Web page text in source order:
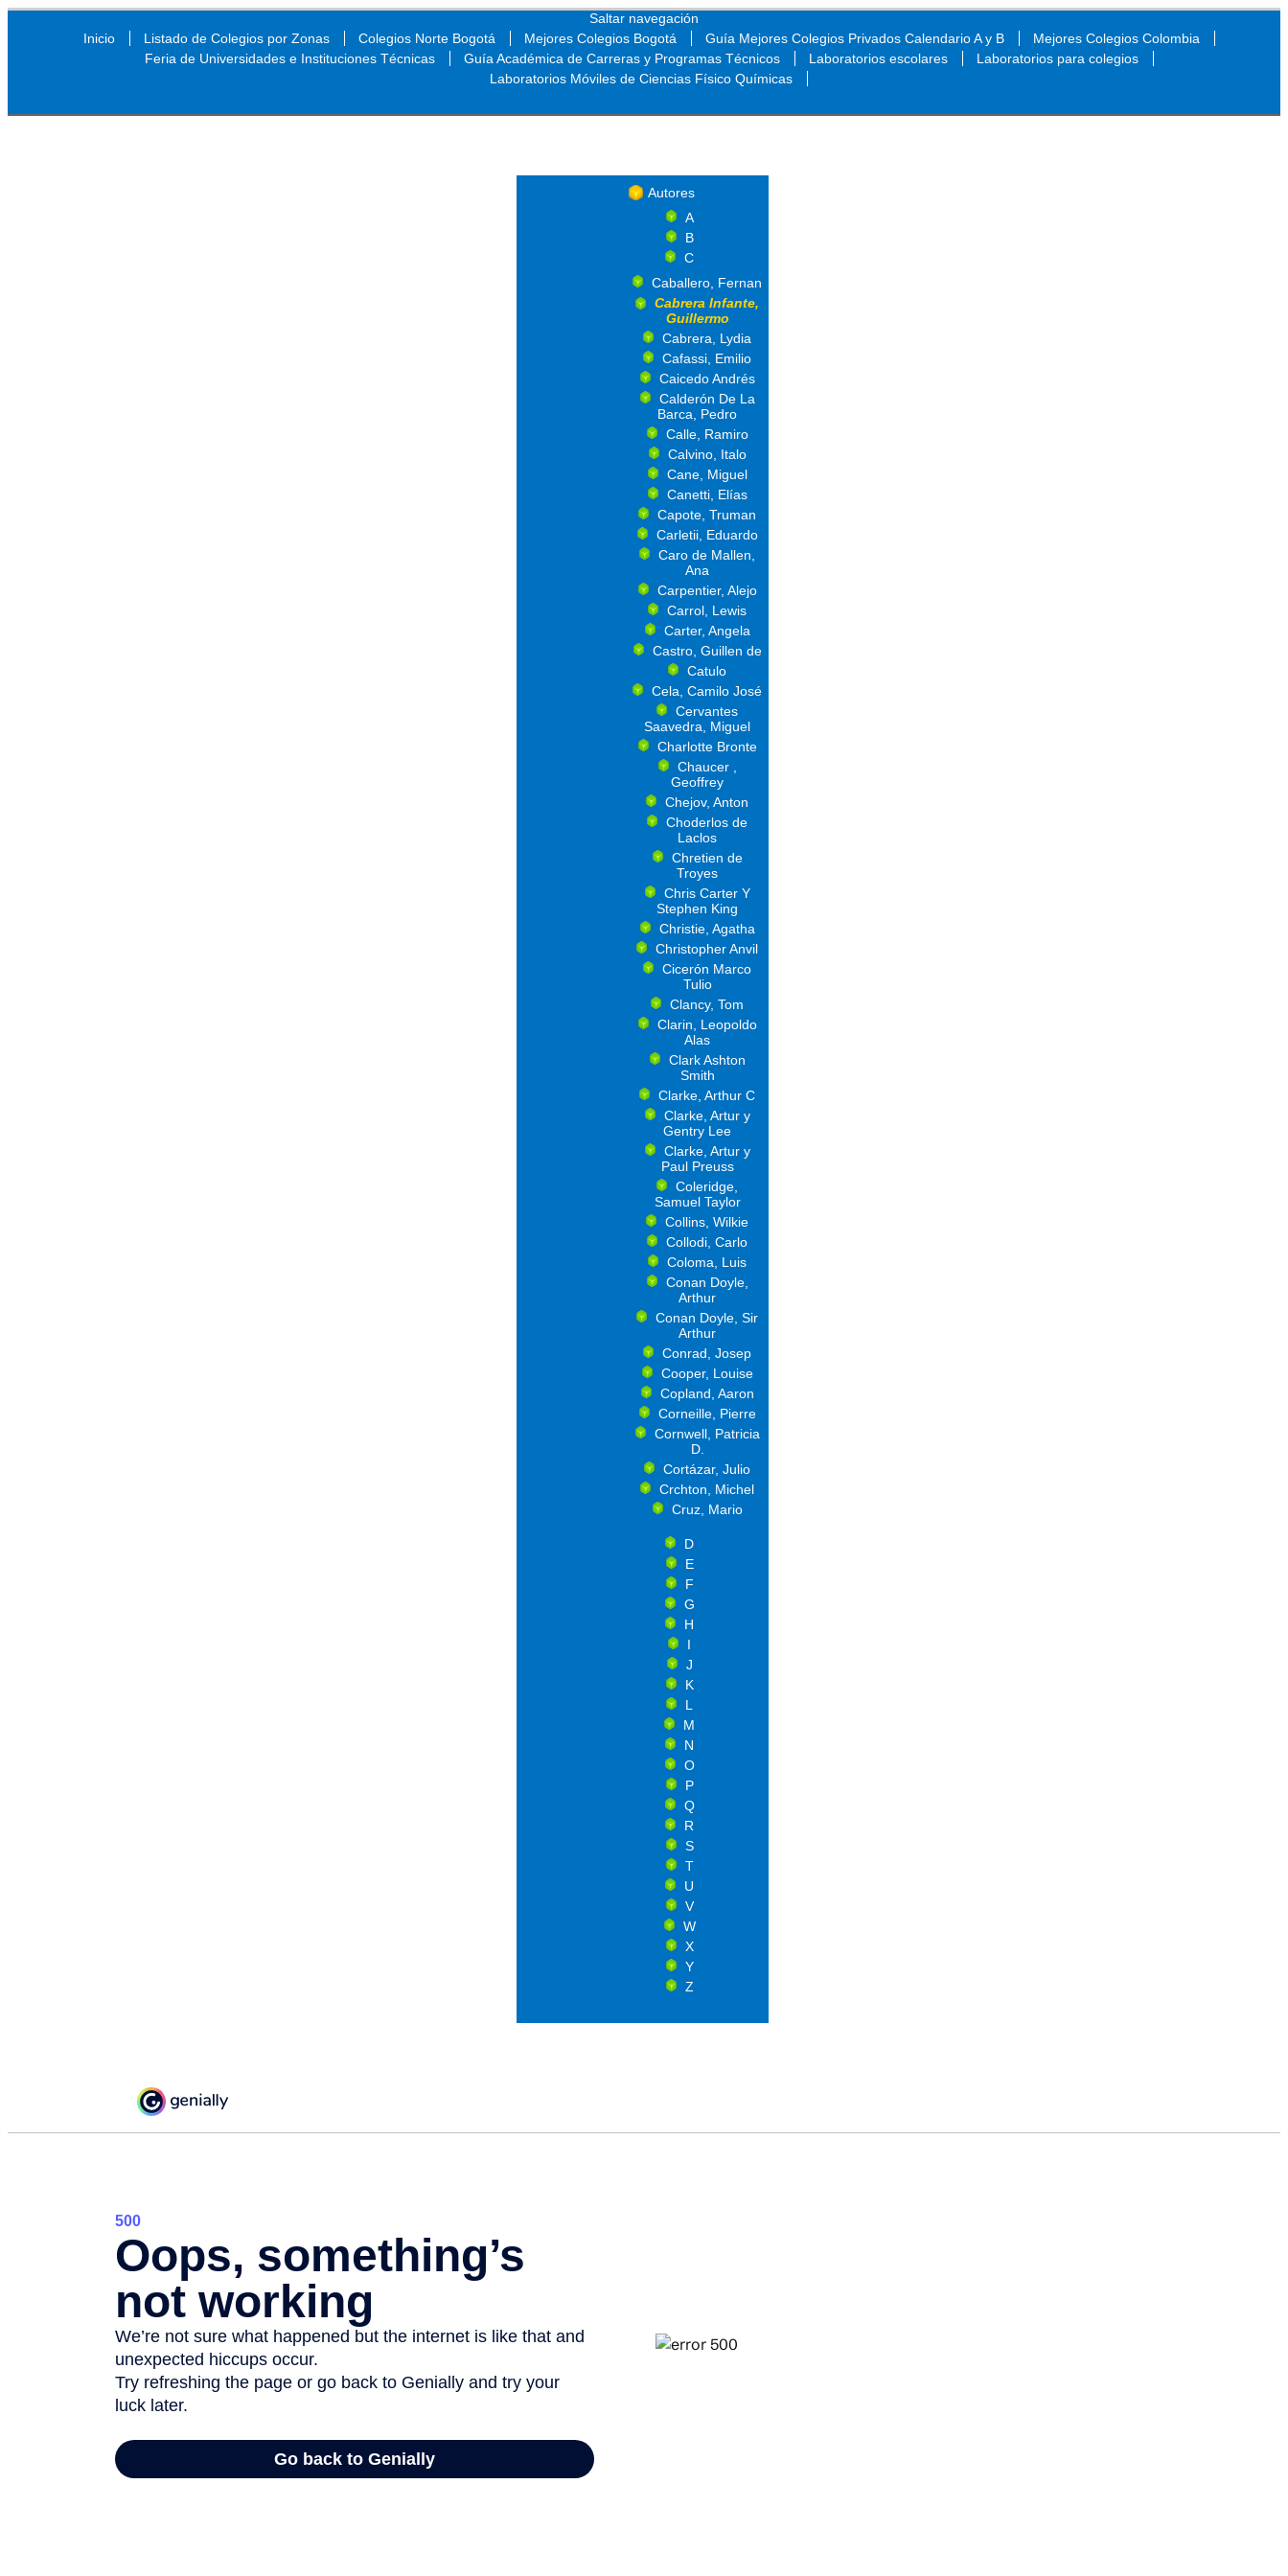
Saltar navegación
Inicio
Listado de Colegios por Zonas Colegios Norte Bogotá Mejores Colegios Bogotá Guía Mejores Colegios Privados Calendario A y B
Mejores Colegios Colombia
Feria de Universidades e Instituciones Técnicas
Guía Académica de Carreras y Programas Técnicos Laboratorios escolares
Laboratorios para colegios
Laboratorios Móviles de Ciencias Físico Químicas
Autores
A
B
C
Caballero, Fernan
Cabrera Infante,
Guillermo
Cabrera, Lydia
Cafassi, Emilio
Caicedo Andrés
Calderón De La
Barca, Pedro
Calle, Ramiro
Calvino, Italo
Cane, Miguel
Canetti, Elías
Capote, Truman
Carletii, Eduardo
Caro de Mallen,
Ana
Carpentier, Alejo
Carrol, Lewis
Carter, Angela
Castro, Guillen de
Catulo
Cela, Camilo José
Cervantes
Saavedra, Miguel
Charlotte Bronte
Chaucer ,
Geoffrey
Chejov, Anton
Choderlos de
Laclos
Chretien de
Troyes
Chris Carter Y
Stephen King
Christie, Agatha
Christopher Anvil
Cicerón Marco
Tulio
Clancy, Tom
Clarin, Leopoldo
Alas
Clark Ashton
Smith
Clarke, Arthur C
Clarke, Artur y
Gentry Lee
Clarke, Artur y
Paul Preuss
Coleridge,
Samuel Taylor
Collins, Wilkie
Collodi, Carlo
Coloma, Luis
Conan Doyle,
Arthur
Conan Doyle, Sir
Arthur
Conrad, Josep
Cooper, Louise
Copland, Aaron
Corneille, Pierre
Cornwell, Patricia
D.
Cortázar, Julio
Crchton, Michel
Cruz, Mario
D
E
F
G
H
I
J
K
L
M
N
O
P
Q
R
S
T
U
V
W
X
Y
Z